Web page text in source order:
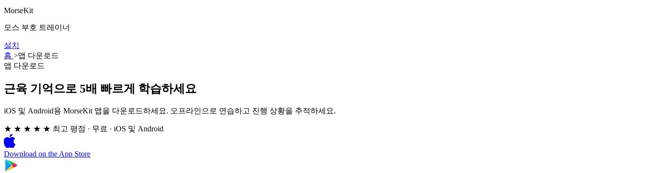
MorseKit
모스 부호 트레이너
설치
홈 >앱 다운로드
앱 다운로드
근육 기억으로 5배 빠르게 학습하세요
iOS 및 Android용 MorseKit 앱을 다운로드하세요. 오프라인으로 연습하고 진행 상황을 추적하세요.
★ ★ ★ ★ ★ 최고 평점 · 무료 · iOS 및 Android
Download on the App Store